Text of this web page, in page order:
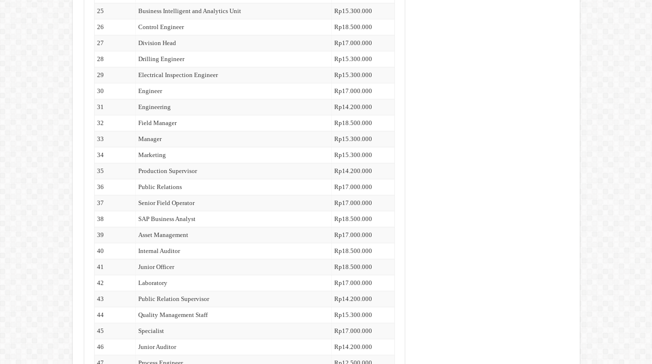
25 Business Intelligent and Analytics Unit Rp15.300.000
26 Control Engineer Rp18.500.000
27 Division Head Rp17.000.000
28 Drilling Engineer Rp15.300.000
29 Electrical Inspection Engineer Rp15.300.000
30 Engineer Rp17.000.000
31 Engineering Rp14.200.000
32 Field Manager Rp18.500.000
33 Manager Rp15.300.000
34 Marketing Rp15.300.000
35 Production Supervisor Rp14.200.000
36 Public Relations Rp17.000.000
37 Senior Field Operator Rp17.000.000
38 SAP Business Analyst Rp18.500.000
39 Asset Management Rp17.000.000
40 Internal Auditor Rp18.500.000
41 Junior Officer Rp18.500.000
42 Laboratory Rp17.000.000
43 Public Relation Supervisor Rp14.200.000
44 Quality Management Staff Rp15.300.000
45 Specialist Rp17.000.000
46 Junior Auditor Rp14.200.000